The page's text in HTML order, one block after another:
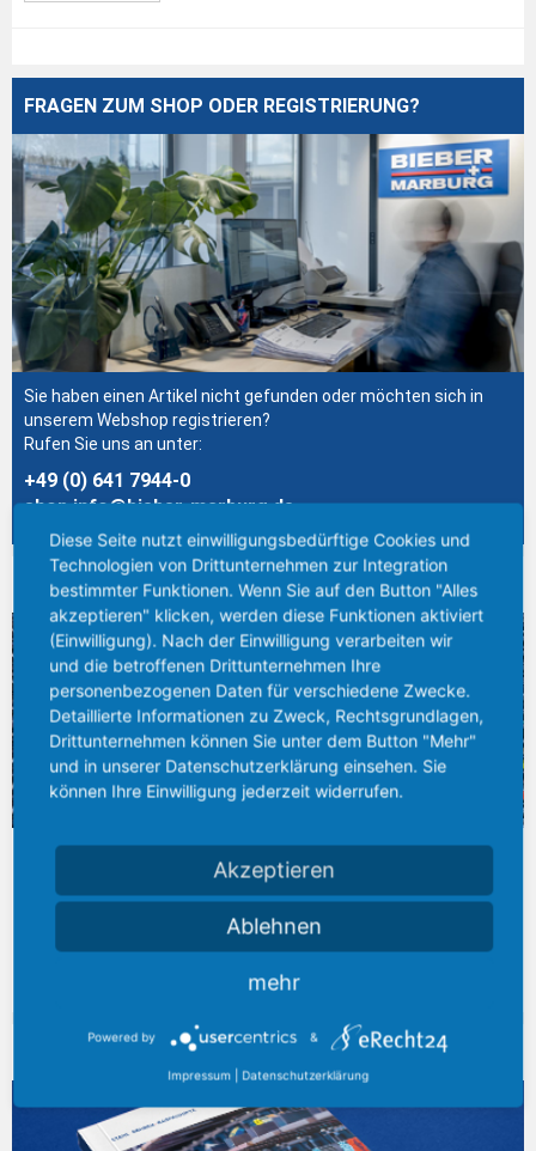
FRAGEN ZUM SHOP ODER REGISTRIERUNG?
Sie haben einen Artikel nicht gefunden oder möchten sich in
unserem Webshop registrieren?
Rufen Sie uns an unter:
+49 (0) 641 7944-0
shop.info@bieber-marburg.de
BREITES LAGERSPEKTRUM
Am Standort Gießen entstand in den letzten Jahren das größte
Stahlhandels- und –Logistikzentrum zwischen Kassel, Karlsruhe
und Dortmund, mit einem Lagerbestand von über 25.000 Tonnen
Mehr erfahren
AKTUELLER KATALOG
Diese Seite nutzt einwilligungsbedürftige Cookies und
Technologien von Drittunternehmen zur Integration
bestimmter Funktionen. Wenn Sie auf den Button "Alles
akzeptieren" klicken, werden diese Funktionen aktiviert
(Einwilligung). Nach der Einwilligung verarbeiten wir
und die betroffenen Drittunternehmen Ihre
personenbezogenen Daten für verschiedene Zwecke.
Detaillierte Informationen zu Zweck, Rechtsgrundlagen,
Drittunternehmen können Sie unter dem Button "Mehr"
und in unserer Datenschutzerklärung einsehen. Sie
können Ihre Einwilligung jederzeit widerrufen.
Akzeptieren
Ablehnen
mehr
Powered by &
Impressum Datenschutzerklärung